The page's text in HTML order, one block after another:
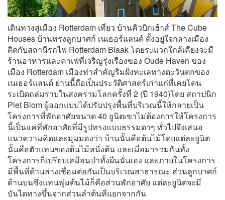
เดินทางสู่เมือง Rotterdam เที่ยว บ้านคิวบิกเฮ้าส์ The Cube
Houses บ้านทรงลูกบาศก์ เนเธอร์แลนด์ ตั้งอยู่ใจกลางเมือง
ติดกับสถานีรถไฟ Rotterdam Blaak โดยระแวกใกล้เคียงจะมี
ร้านอาหารและคาเฟ่ที่เจริญรุ่งเรืองของ Oude Haven ของ
เมือง Rotterdam เมืองท่าสำคัญริมฝั่งทะเลทางตะวันตกของ
เนเธอร์แลนด์ ย่านนี้ถือเป็นประวัติศาสตร์เก่าแก่ที่เคยโดน
ระเบิดถล่มราบในสงครามโลกครั้งที่ 2 (ปี 1940)โดย สถาปนิก
Piet Blom ผู้ออกแบบได้ปรับปรุงพื้นที่บริเวณนี้ให้กลายเป็น
โครงการที่พักอาศัยขนาด 40 ยูนิตเขาไม่ต้องการให้โครงการ
นี้เป็นแค่ที่พักอาศัยที่มีรูปทรงแบบธรรมดาๆ ทั่วไปจึงเสนอ
แนวความคิดและมุมมองว่า บ้านนั้นคือต้นไม้โดยแต่ละยูนิต
นั้นคือตัวแทนของต้นไม้หนึ่งต้น และเมื่อมารวมกันทั้ง
โครงการก็เปรียบเสมือนป่าทั้งผืนนั่นเอง และภายในโครงการ
มีพื้นที่ด้านล่างเชื่อมต่อกันเป็นบริเวณสาธารณะ ส่วนลูกบาศก์
ด้านบนซึ่งแทนพุ่มต้นไม้ก็คือส่วนพักอาศัย แต่ละยูนิตจะมี
บันไดทางขึ้นจากส่วนลำต้นที่แยกจากกัน